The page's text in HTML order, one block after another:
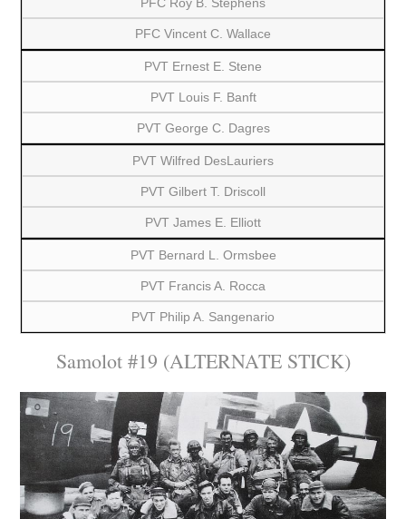
PFC Roy B. Stephens
PFC Vincent C. Wallace
PVT Ernest E. Stene
PVT Louis F. Banft
PVT George C. Dagres
PVT Wilfred DesLauriers
PVT Gilbert T. Driscoll
PVT James E. Elliott
PVT Bernard L. Ormsbee
PVT Francis A. Rocca
PVT Philip A. Sangenario
Samolot #19 (ALTERNATE STICK)